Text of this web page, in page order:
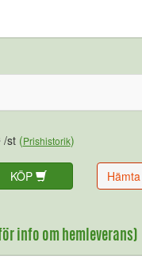
/st (Prishistorik)
KÖP Hämta
info om hemleverans)